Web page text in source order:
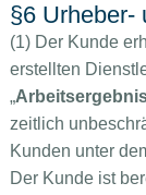
§6 Urheber-
(1) Der Kunde
erstellten
„
zeitlich
Kunden unter
Der Kunde ist